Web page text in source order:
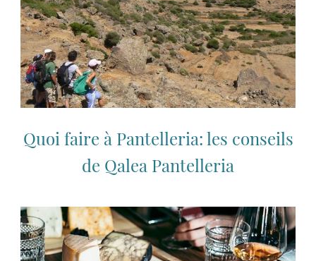
Quoi faire à Pantelleria: les conseils
de Qalea Pantelleria